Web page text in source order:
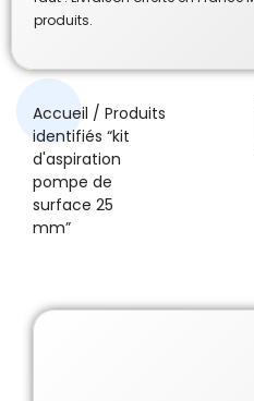
produits.
Accueil / Produits
identifiés “kit
d'aspiration
pompe de
surface 25
mm”